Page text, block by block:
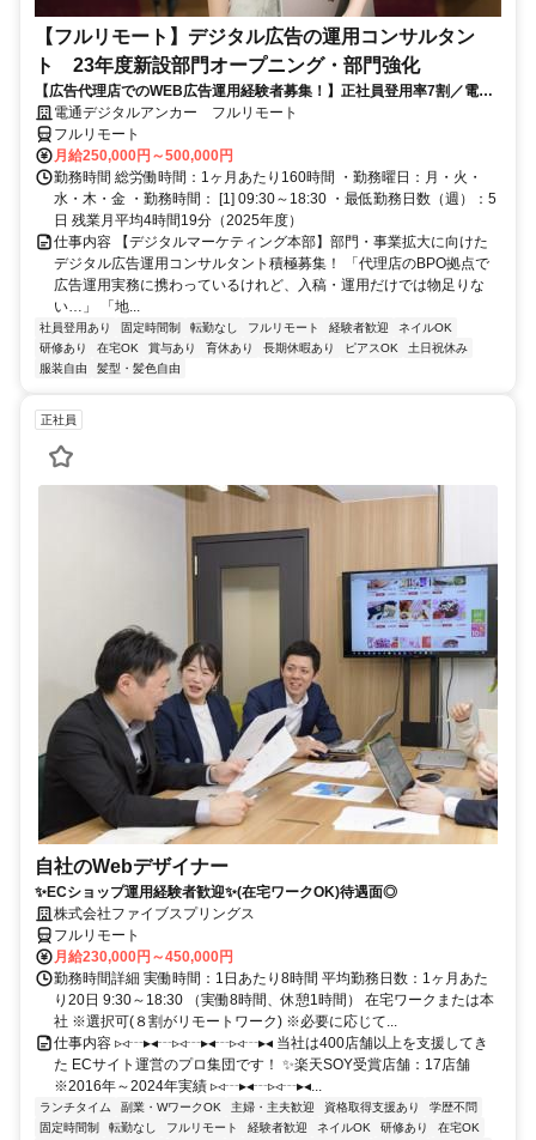
【フルリモート】デジタル広告の運用コンサルタン
ト 23年度新設部門オープニング・部門強化
【広告代理店でのWEB広告運用経験者募集！】正社員登用率7割／電通
G／全国×完全在宅／年休126日・土日祝休み／残業月平均4時間19分
電通デジタルアンカー フルリモート
フルリモート
月給250,000円～500,000円
勤務時間 総労働時間：1ヶ月あたり160時間 ・勤務曜日：月・火・
水・木・金 ・勤務時間： [1] 09:30～18:30 ・最低勤務日数（週）：5
日 残業月平均4時間19分（2025年度）
仕事内容 【デジタルマーケティング本部】部門・事業拡大に向けた
デジタル広告運用コンサルタント積極募集！ 「代理店のBPO拠点で
広告運用実務に携わっているけれど、入稿・運用だけでは物足りな
い…」 「地...
社員登用あり 固定時間制 転勤なし フルリモート 経験者歓迎
ネイルOK
研修あり
在宅OK 賞与あり 育休あり 長期休暇あり ピアスOK
土日祝休み
服装自由
髪型・髪色自由
正社員
自社のWebデザイナー
✨ECショップ運用経験者歓迎✨(在宅ワークOK)待遇面◎
株式会社ファイブスプリングス
フルリモート
月給230,000円～450,000円
勤務時間詳細 実働時間：1日あたり8時間 平均勤務日数：1ヶ月あた
り20日 9:30～18:30 （実働8時間、休憩1時間） 在宅ワークまたは本
社 ※選択可(８割がリモートワーク) ※必要に応じて...
仕事内容 ▹◃┄▸◂┄▹◃┄▸◂┄▹◃┄▸◂ 当社は400店舗以上を支援してき
た ECサイト運営のプロ集団です！ ✨楽天SOY受賞店舗：17店舗
※2016年～2024年実績 ▹◃┄▸◂┄▹◃┄▸◂...
ランチタイム 副業・WワークOK 主婦・主夫歓迎 資格取得支援あり
学歴不問
固定時間制
転勤なし フルリモート 経験者歓迎 ネイルOK 研修あり
在宅OK